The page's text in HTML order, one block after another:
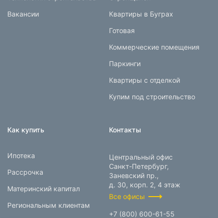
Вакансии
Квартиры в Буграх
Готовая
Коммерческие помещения
Паркинги
Квартиры с отделкой
Купим под строительство
Как купить
Ипотека
Рассрочка
Материнский капитал
Региональным клиентам
Контакты
Центральный офис
Санкт-Петербург,
Заневский пр.,
д. 30, корп. 2, 4 этаж
Все офисы
+7 (800) 600-61-55